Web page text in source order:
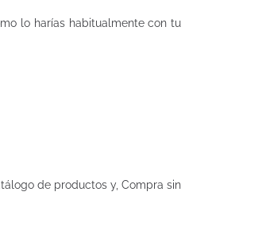
lo harías habitualmente con tu
de productos y, Compra sin